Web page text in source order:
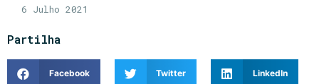
6 Julho 2021
Partilha
Facebook Twitter LinkedIn